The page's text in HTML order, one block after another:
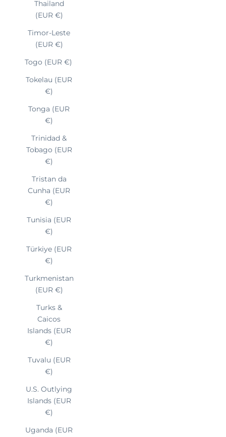
Thailand
(EUR €)
Timor-Leste
(EUR €)
Togo (EUR €)
Tokelau (EUR
€)
Tonga (EUR
€)
Trinidad &
Tobago (EUR
€)
Tristan da
Cunha (EUR
€)
Tunisia (EUR
€)
Türkiye (EUR
€)
Turkmenistan
(EUR €)
Turks &
Caicos
Islands (EUR
€)
Tuvalu (EUR
€)
U.S. Outlying
Islands (EUR
€)
Uganda (EUR